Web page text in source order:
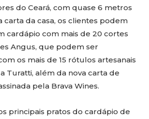
do Ceará, com quase 6 metros
carta da casa, os clientes podem
cardápio com mais de 20 cortes
Angus, que podem ser
os mais de 15 rótulos artesanais
Turatti, além da nova carta de
pela Brava Wines.
principais pratos do cardápio de